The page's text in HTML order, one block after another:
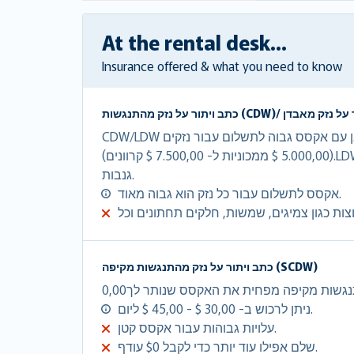
At the rental desk...
Insurance offered & what you need to know
CDW/LDW מוותר על עלויות הנזק במלואן עם אקסס גבוה לתשלום עבור נזקים
(5.000,00 $ ממכוניות ל- 7.500,00 $ קרוונים).LDW הינו CDW + הגנה מפני
גנבות.
אקסס לתשלום עבור כל נזק הוא גבוה מאוד.
כתב ויתור על נזק מהתנגשות מקיפה (SCDW)
ניתן לרכוש ב- 30,00 $ - 45,00 $ ליום.
עלויות גבוהות עבור אקסס קטן.
שלם אפילו עוד יותר כדי לקבל $0 עודף.